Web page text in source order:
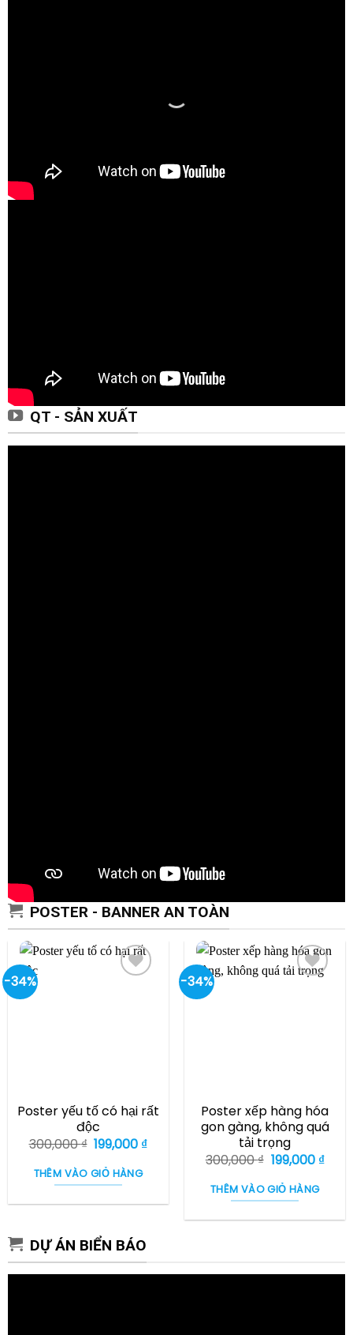
QT - SẢN XUẤT
POSTER - BANNER AN TOÀN
-34%
Poster yếu tố có hại rất
độc
300,000₫ Giá
gốc
là:
300,000 ₫.
199,000 ₫Giá
THÊM VÀO GIỎ HÀNG
-34%
Poster xếp hàng hóa
gon gàng, không quá
tải trọng
300,000₫ Giá
gốc
là:
300,000 ₫.
199,000 ₫Giá
THÊM VÀO GIỎ HÀNG
DỰ ÁN BIỂN BÁO